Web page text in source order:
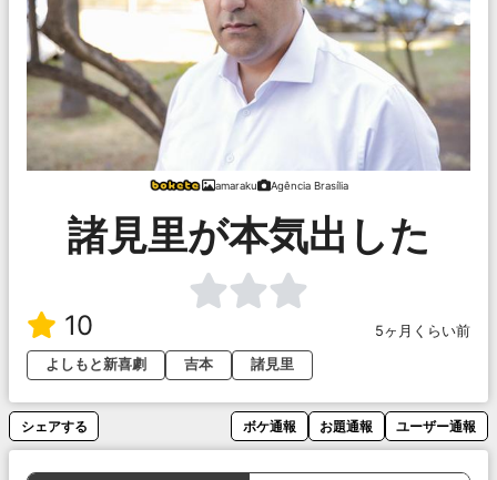
amaraku Agência Brasília
諸見里が本気出した
10
5ヶ月くらい前
よしもと新喜劇
吉本 諸見里
シェアする ボケ通報 お題通報 ユーザー通報